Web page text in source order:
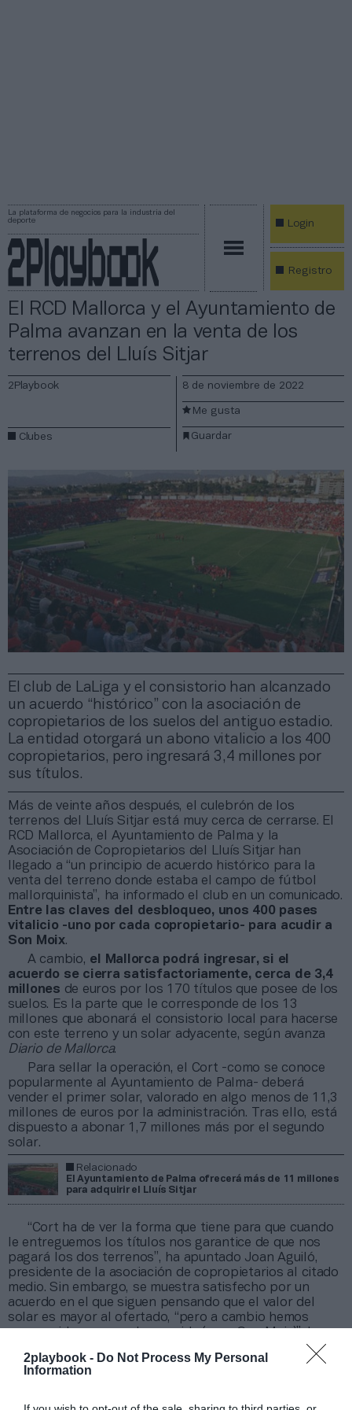
2playbook - Do Not Process My Personal
Information
La plataforma de negocios para la industria del
deporte
Login
Registro
El RCD Mallorca y el Ayuntamiento de
Palma avanzan en la venta de los
terrenos del Lluís Sitjar
El club de LaLiga y el consistorio han alcanzado
un acuerdo “histórico” con la asociación de
copropietarios de los suelos del antiguo estadio.
La entidad otorgará un abono vitalicio a los 400
copropietarios, pero ingresará 3,4 millones por
sus títulos.
2Playbook
Clubes
8 de noviembre de 2022
Guardar
Me gusta
Más de veinte años después, el culebrón de los
terrenos del Lluís Sitjar está muy cerca de cerrarse. El
RCD Mallorca, el Ayuntamiento de Palma y la
Asociación de Copropietarios del Lluís Sitjar han
llegado a “un principio de acuerdo histórico para la
venta del terreno donde estaba el campo de fútbol
mallorquinista”, ha informado el club en un comunicado.
Entre las claves del desbloqueo, unos 400 pases
vitalicio -uno por cada copropietario- para acudir a
Son Moix.
A cambio, el Mallorca podrá ingresar, si el
acuerdo se cierra satisfactoriamente, cerca de 3,4
millones de euros por los 170 títulos que posee de los
suelos. Es la parte que le corresponde de los 13
millones que abonará el consistorio local para hacerse
con este terreno y un solar adyacente, según avanza
Diario de Mallorca.
Para sellar la operación, el Cort -como se conoce
popularmente al Ayuntamiento de Palma- deberá
vender el primer solar, valorado en algo menos de 11,3
millones de euros por la administración. Tras ello, está
dispuesto a abonar 1,7 millones más por el segundo
solar.
Relacionado
El Ayuntamiento de Palma ofrecerá más de 11 millones
para adquirir el Lluís Sitjar
“Cort ha de ver la forma que tiene para que cuando
le entreguemos los títulos nos garantice de que nos
pagará los dos terrenos”, ha apuntado Joan Aguiló,
presidente de la asociación de copropietarios al citado
medio. Sin embargo, se muestra satisfecho por un
acuerdo en el que siguen pensando que el valor del
solar es mayor al ofertado, “pero a cambio hemos
que así lo prefieran, podrán contar con dos pases pero
con una vigencia de quince años. Los copropietarios
deberán elegir entre una u otra opción.